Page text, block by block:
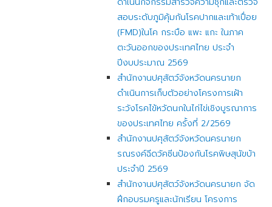
สอบระดับภูมิคุ้มกันโรคปากและเท้าเปื่อย
(FMD)ในโค กระบือ แพะ แกะ ในภาค
ตะวันออกของประเทศไทย ประจำ
ปีงบประมาณ 2569
สำนักงานปศุสัตว์จังหวัดนครนายก
ดำเนินการเก็บตัวอย่างโครงการเฝ้า
ระวังโรคไข้หวัดนกในไก่ไข่เชิงบูรณาการ
ของประเทศไทย ครั้งที่ 2/2569
สำนักงานปศุสัตว์จังหวัดนครนายก
รณรงค์ฉีดวัคซีนป้องกันโรคพิษสุนัขบ้า
ประจำปี 2569
สำนักงานปศุสัตว์จังหวัดนครนายก จัด
ฝึกอบรมครูและนักเรียน โครงการ